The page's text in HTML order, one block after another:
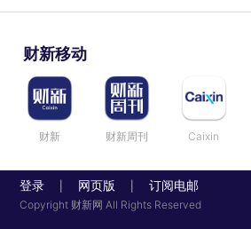
财新移动
财新 财新周刊 Caixin
登录 网页版 订阅电邮
Copyright 财新网 All Rights Reserved